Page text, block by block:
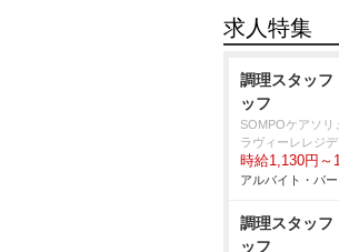
求人特集
調理スタッフ
ッフ
SOMPOケアソリ
ラヴィーレレジ
時給1,130円～
アルバイト・パ
調理スタッフ
ッフ